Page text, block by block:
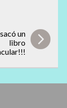
un
libro